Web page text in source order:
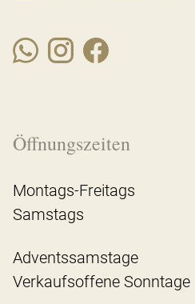
Öffnungszeiten
Montags-Freitags
Samstags
Adventssamstage
Verkaufsoffene Sonntage